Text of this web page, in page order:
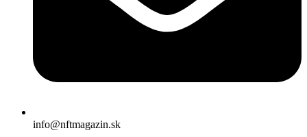
info@nftmagazin.sk